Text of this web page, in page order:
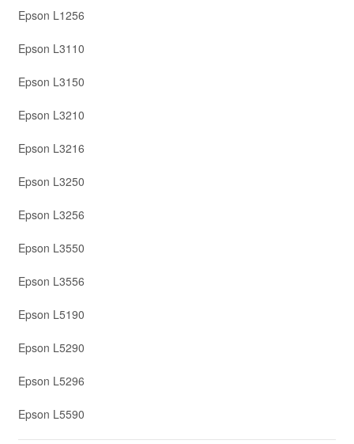
Epson L1256
Epson L3110
Epson L3150
Epson L3210
Epson L3216
Epson L3250
Epson L3256
Epson L3550
Epson L3556
Epson L5190
Epson L5290
Epson L5296
Epson L5590